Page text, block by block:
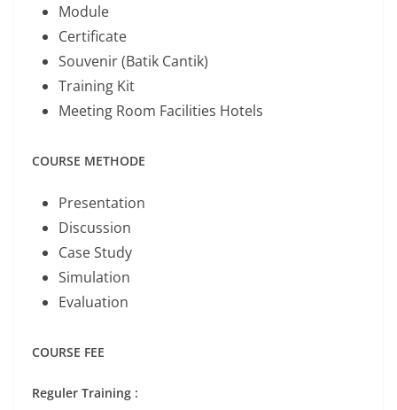
Module
Certificate
Souvenir (Batik Cantik)
Training Kit
Meeting Room Facilities Hotels
COURSE METHODE
Presentation
Discussion
Case Study
Simulation
Evaluation
COURSE FEE
Reguler Training :